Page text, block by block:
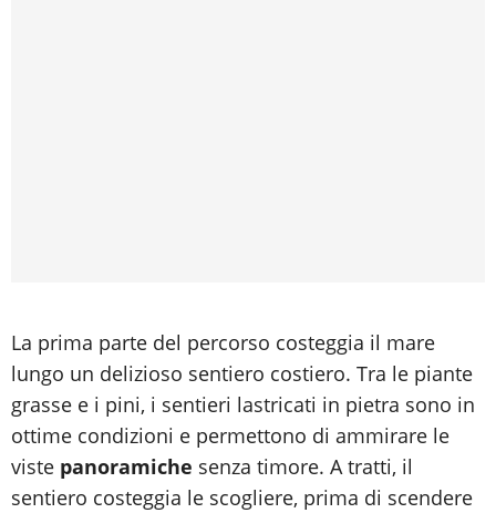
La prima parte del percorso costeggia il mare
lungo un delizioso sentiero costiero. Tra le piante
grasse e i pini, i sentieri lastricati in pietra sono in
ottime condizioni e permettono di ammirare le
viste panoramiche senza timore. A tratti, il
sentiero costeggia le scogliere, prima di scendere